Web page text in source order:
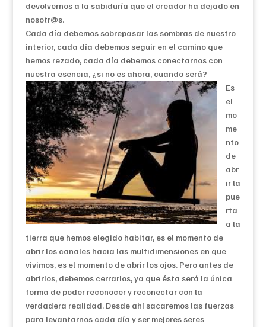
devolvernos a la sabiduría que el creador ha dejado en
nosotr@s.
Cada día debemos sobrepasar las sombras de nuestro
interior, cada día debemos seguir en el camino que
hemos rezado, cada día debemos conectarnos con
nuestra esencia, ¿si no es ahora, cuando será?
Es
el
mo
me
nto
de
abr
ir la
pue
rta
a la
tierra que hemos elegido habitar, es el momento de
abrir los canales hacia las multidimensiones en que
vivimos, es el momento de abrir los ojos. Pero antes de
abrirlos, debemos cerrarlos, ya que ésta será la única
forma de poder reconocer y reconectar con la
verdadera realidad. Desde ahí sacaremos las fuerzas
para levantarnos cada día y ser mejores seres